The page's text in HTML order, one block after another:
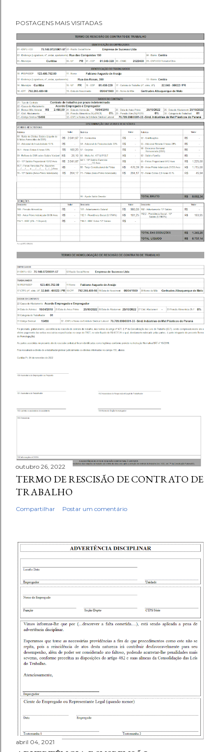
POSTAGENS MAIS VISITADAS
outubro 26, 2022
TERMO DE RESCISÃO DE CONTRATO DE
TRABALHO
Compartilhar Postar um comentário
abril 04, 2021